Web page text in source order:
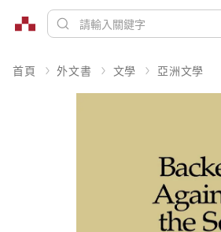
首頁 外文書 文學 亞洲文學